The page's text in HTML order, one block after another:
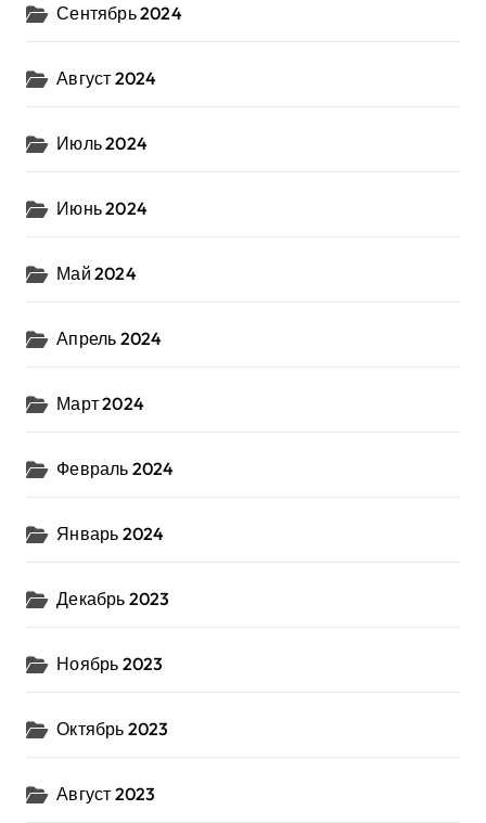
Сентябрь 2024
Август 2024
Июль 2024
Июнь 2024
Май 2024
Апрель 2024
Март 2024
Февраль 2024
Январь 2024
Декабрь 2023
Ноябрь 2023
Октябрь 2023
Август 2023